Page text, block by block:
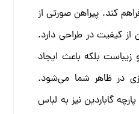
کند. پیراهن صورتی از
کیفیت در طراحی دارد.
زیباست بلکه باعث ایجاد
در ظاهر شما می‌شود.
گاباردین نیز به لباس